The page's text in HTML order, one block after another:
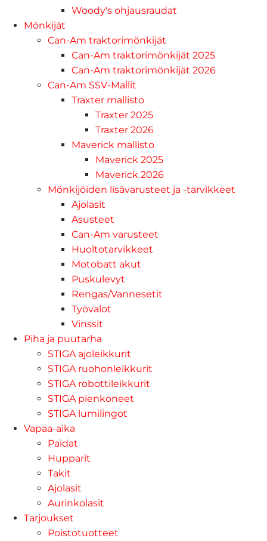
Woody's ohjausraudat
Mönkijät
Can-Am traktorimönkijät
Can-Am traktorimönkijät 2025
Can-Am traktorimönkijät 2026
Can-Am SSV-Mallit
Traxter mallisto
Traxter 2025
Traxter 2026
Maverick mallisto
Maverick 2025
Maverick 2026
Mönkijöiden lisävarusteet ja -tarvikkeet
Ajolasit
Asusteet
Can-Am varusteet
Huoltotarvikkeet
Motobatt akut
Puskulevyt
Rengas/Vannesetit
Työvalot
Vinssit
Piha ja puutarha
STIGA ajoleikkurit
STIGA ruohonleikkurit
STIGA robottileikkurit
STIGA pienkoneet
STIGA lumilingot
Vapaa-aika
Paidat
Hupparit
Takit
Ajolasit
Aurinkolasit
Tarjoukset
Poistotuotteet